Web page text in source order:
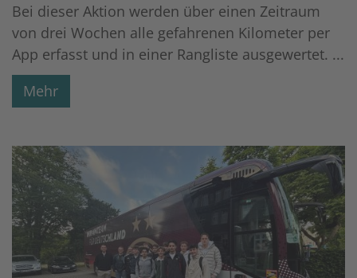
Bei dieser Aktion werden über einen Zeitraum
von drei Wochen alle gefahrenen Kilometer per
App erfasst und in einer Rangliste ausgewertet. ...
Mehr